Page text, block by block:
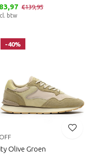
€139,95
btw
-40%
Olive Groen